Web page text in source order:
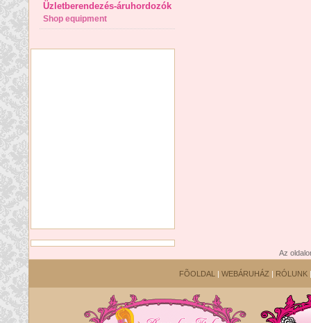
Üzletberendezés-áruhordozók
Shop equipment
Az
FÕOLDAL | WEBÁRUHÁZ | RÓLUNK